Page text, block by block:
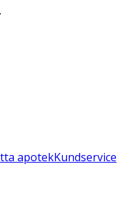
apotekKundservice